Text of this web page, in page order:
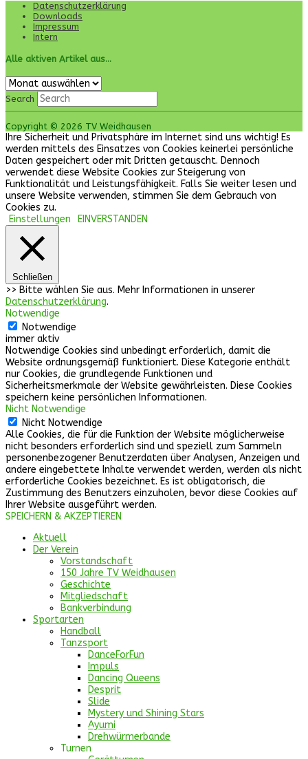
Datenschutzerklärung
Downloads
Impressum
Intern
Alle aktiven Artikel aus…
Alle
aktiven
Artikel
aus…
Search
Copyright © 2026 TV Weidhausen
Ihre Sicherheit und Privatsphäre im Internet sind uns wichtig! Es
werden mittels des Einsatzes von Cookies keinerlei persönliche
Daten gespeichert oder mit Dritten getauscht. Dennoch
verwendet diese Website Cookies zur Steigerung von
Funktionalität und Leistungsfähigkeit. Falls Sie weiter lesen und
unsere Website verwenden, stimmen Sie dem Gebrauch von
Cookies zu.
Einstellungen
EINVERSTANDEN
Schließen
>> Bitte wählen Sie aus. Mehr Informationen in unserer
Datenschutzerklärung.
Notwendige
Notwendige
immer aktiv
Notwendige Cookies sind unbedingt erforderlich, damit die
Website ordnungsgemäß funktioniert. Diese Kategorie enthält
nur Cookies, die grundlegende Funktionen und
Sicherheitsmerkmale der Website gewährleisten. Diese Cookies
speichern keine persönlichen Informationen.
Nicht Notwendige
Nicht Notwendige
Alle Cookies, die für die Funktion der Website möglicherweise
nicht besonders erforderlich sind und speziell zum Sammeln
personenbezogener Benutzerdaten über Analysen, Anzeigen und
andere eingebettete Inhalte verwendet werden, werden als nicht
erforderliche Cookies bezeichnet. Es ist obligatorisch, die
Zustimmung des Benutzers einzuholen, bevor diese Cookies auf
Ihrer Website ausgeführt werden.
SPEICHERN & AKZEPTIEREN
Aktuell
Der Verein
Vorstandschaft
150 Jahre TV Weidhausen
Geschichte
Mitgliedschaft
Bankverbindung
Sportarten
Handball
Tanzsport
DanceForFun
Impuls
Dancing Queens
Desprit
Slide
Mystery und Shining Stars
Ayumi
Drehwürmerbande
Turnen